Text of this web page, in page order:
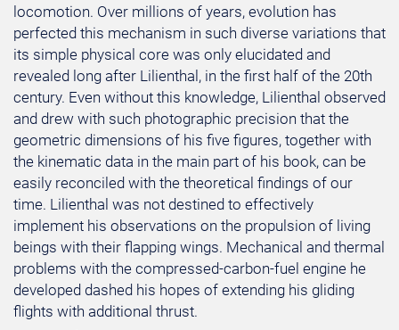
locomotion. Over millions of years, evolution has
perfected this mechanism in such diverse variations that
its simple physical core was only elucidated and
revealed long after Lilienthal, in the first half of the 20th
century. Even without this knowledge, Lilienthal observed
and drew with such photographic precision that the
geometric dimensions of his five figures, together with
the kinematic data in the main part of his book, can be
easily reconciled with the theoretical findings of our
time. Lilienthal was not destined to effectively
implement his observations on the propulsion of living
beings with their flapping wings. Mechanical and thermal
problems with the compressed-carbon-fuel engine he
developed dashed his hopes of extending his gliding
flights with additional thrust.